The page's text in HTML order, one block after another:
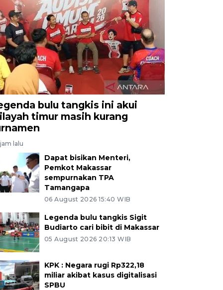
bulu tangkis ini akui
timur masih kurang
lalu
Dapat bisikan Menteri,
Pemkot Makassar
sempurnakan TPA
Tamangapa
06 August 2026 15:40 WIB
Legenda bulu tangkis Sigit
Budiarto cari bibit di Makassar
05 August 2026 20:13 WIB
KPK : Negara rugi Rp322,18
miliar akibat kasus digitalisasi
SPBU